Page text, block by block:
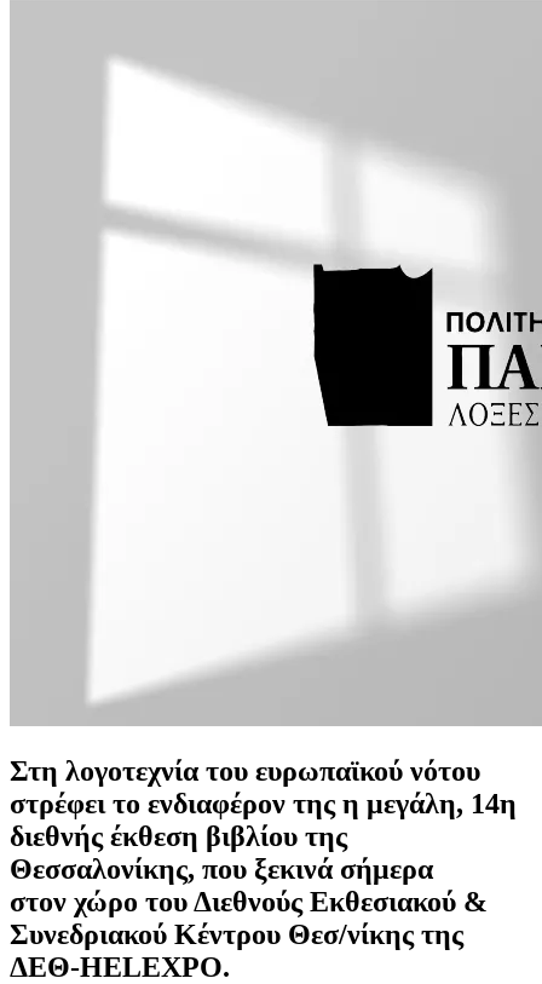
Στη λογοτεχνία του ευρωπαϊκού νότου
στρέφει το ενδιαφέρον της η μεγάλη, 14η
διεθνής έκθεση βιβλίου της
Θεσσαλονίκης, που ξεκινά σήμερα
στον χώρο του Διεθνούς Εκθεσιακού &
Συνεδριακού Κέντρου Θεσ/νίκης της
ΔΕΘ-HELEXPO.